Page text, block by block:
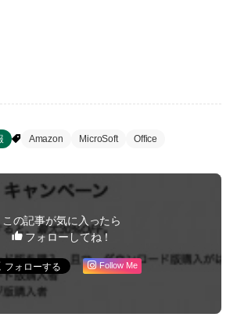
Amazon MicroSoft Office
この記事が気に入ったら
フォローしてね！
Follow Me